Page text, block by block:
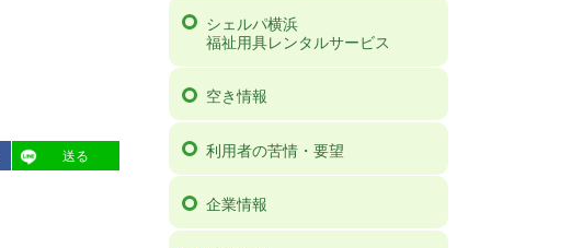
entry1357
送る
シェルパ横浜
福祉用具レンタルサービス
空き情報
利用者の苦情・要望
企業情報